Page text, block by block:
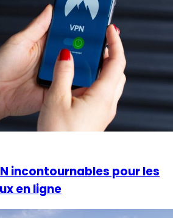
incontournables pour les
en ligne